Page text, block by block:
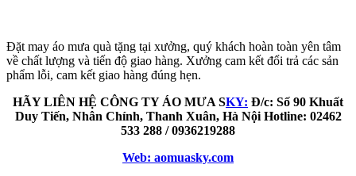
Đặt may áo mưa quà tặng tại xưởng, quý khách hoàn toàn yên tâm
về chất lượng và tiến độ giao hàng. Xưởng cam kết đổi trả các sản
phẩm lỗi, cam kết giao hàng đúng hẹn.
HÃY LIÊN HỆ CÔNG TY ÁO MƯA SKY: Đ/c: Số 90 Khuất
Duy Tiến, Nhân Chính, Thanh Xuân, Hà Nội Hotline: 02462
533 288 / 0936219288
Web: aomuasky.com